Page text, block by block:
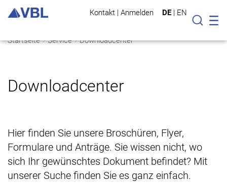
Kontakt | Anmelden DE | EN
Suche
Startseite Service Downloadcenter
Downloadcenter
Hier finden Sie unsere Broschüren, Flyer,
Formulare und Anträge. Sie wissen nicht, wo
sich Ihr gewünschtes Dokument befindet? Mit
unserer Suche finden Sie es ganz einfach.